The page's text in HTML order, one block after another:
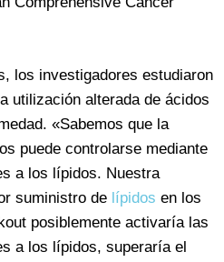
los investigadores estudiaron
utilización alterada de ácidos
«Sabemos que la
puede controlarse mediante
a los lípidos. Nuestra
suministro de lípidos en los
posiblemente activaría las
a los lípidos, superaría el